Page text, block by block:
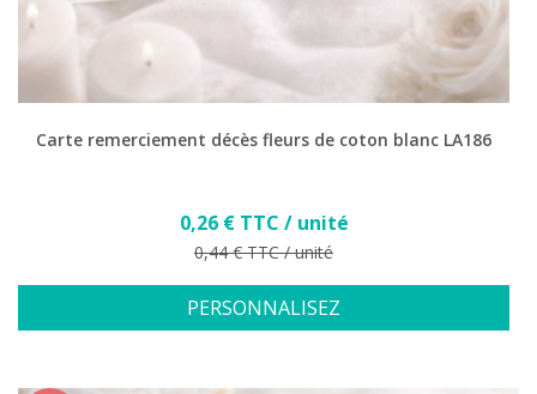
Carte remerciement décès fleurs de coton blanc LA186
Prix
0,26 € TTC / unité
Prix de base
0,44 € TTC / unité
PERSONNALISEZ